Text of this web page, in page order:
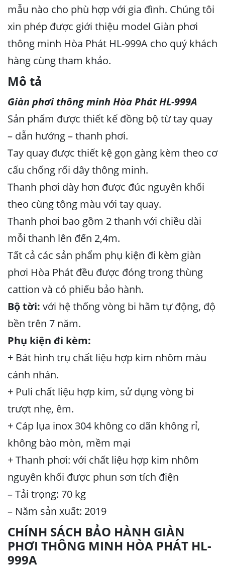
mẫu nào cho phù hợp với gia đình. Chúng tôi
xin phép được giới thiệu model Giàn phơi
thông minh Hòa Phát HL-999A cho quý khách
hàng cùng tham khảo.
Mô tả
Giàn phơi thông minh Hòa Phát HL-999A
Sản phẩm được thiết kế đồng bộ từ tay quay
– dẫn hướng – thanh phơi.
Tay quay được thiết kệ gọn gàng kèm theo cơ
cấu chống rối dây thông minh.
Thanh phơi dày hơn được đúc nguyên khối
theo cùng tông màu với tay quay.
Thanh phơi bao gồm 2 thanh với chiều dài
mỗi thanh lên đến 2,4m.
Tất cả các sản phẩm phụ kiện đi kèm giàn
phơi Hòa Phát đều được đóng trong thùng
cattion và có phiếu bảo hành.
Bộ tời: với hệ thống vòng bi hãm tự động, độ
bền trên 7 năm.
Phụ kiện đi kèm:
+ Bát hình trụ chất liệu hợp kim nhôm màu
cánh nhán.
+ Puli chất liệu hợp kim, sử dụng vòng bi
trượt nhẹ, êm.
+ Cáp lụa inox 304 không co dãn không rỉ,
không bào mòn, mềm mại
+ Thanh phơi: với chất liệu hợp kim nhôm
nguyên khối được phun sơn tích điện
– Tải trọng: 70 kg
– Năm sản xuất: 2019
CHÍNH SÁCH BẢO HÀNH GIÀN
PHƠI THÔNG MINH HÒA PHÁT HL-
999A